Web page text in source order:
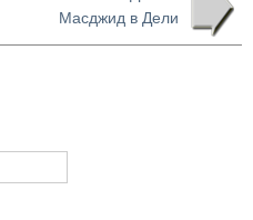
Масджид в Дели